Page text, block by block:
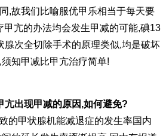
,故我们比喻服优甲乐相当于每天要
甲亢的办法均会发生甲减的可能,碘13
腺次全切除手术的原理类似,均是破坏
知甲减比甲亢治疗简单!
亢出现甲减的原因,如何避免?
的甲状腺机能减退症的发生率国内